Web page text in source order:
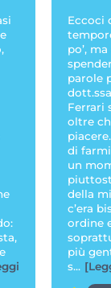
Eccoci
po’,
parole
Ferrari
oltre
di
un
della
c’era
ordine
più
s...